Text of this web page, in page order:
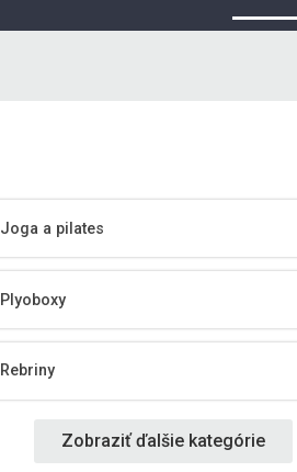
Joga a pilates
Plyoboxy
Rebriny
Zobraziť ďalšie kategórie